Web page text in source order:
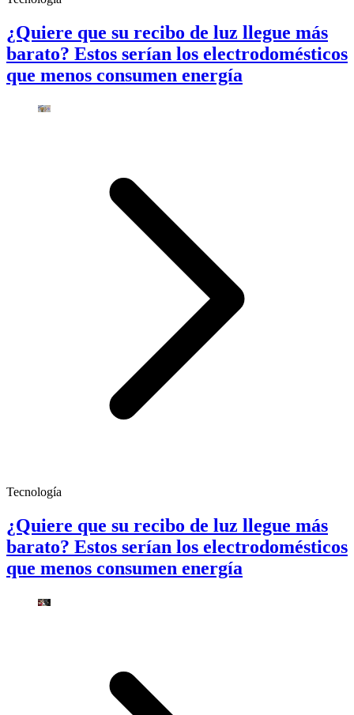
¿Quiere que su recibo de luz llegue más
barato? Estos serían los electrodomésticos
que menos consumen energía
Tecnología
¿Quiere que su recibo de luz llegue más
barato? Estos serían los electrodomésticos
que menos consumen energía